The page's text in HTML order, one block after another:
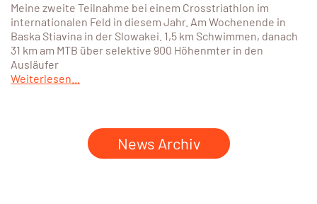
Meine zweite Teilnahme bei einem Crosstriathlon im
internationalen Feld in diesem Jahr. Am Wochenende in
Baska Stiavina in der Slowakei. 1,5 km Schwimmen, danach
31 km am MTB über selektive 900 Höhenmter in den
Ausläufer
Weiterlesen...
News Archiv